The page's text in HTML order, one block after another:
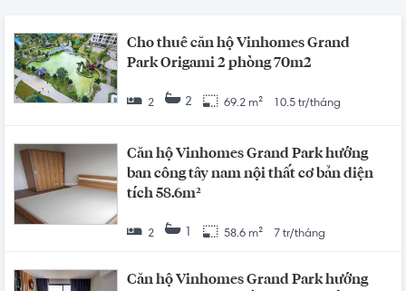
Cho thuê căn hộ Vinhomes Grand
Park Origami 2 phòng 70m2
2 2 69.2 m² 10.5 tr/tháng
Căn hộ Vinhomes Grand Park hướng
ban công tây nam nội thất cơ bản diện
tích 58.6m²
2 1 58.6 m² 7 tr/tháng
Căn hộ Vinhomes Grand Park hướng